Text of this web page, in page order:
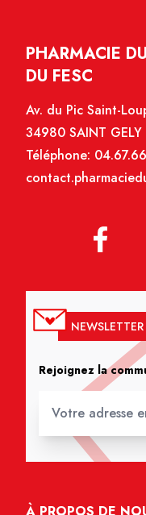
PHARMACIE
DU FESC
Av. du Pic Saint-
34980 SAINT GELY
Téléphone:
NEWSLETTER
Rejoignez la